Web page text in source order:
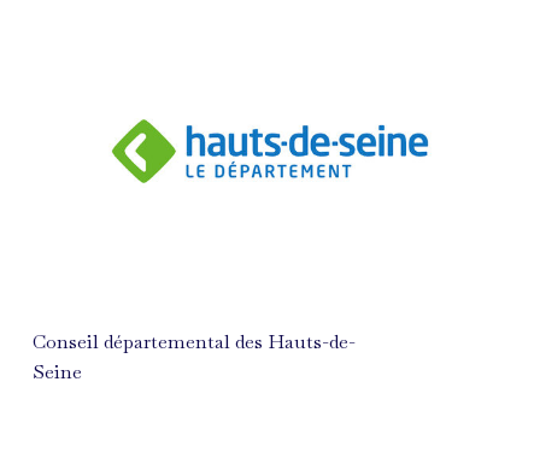
Conseil départemental des Hauts-de-
Seine